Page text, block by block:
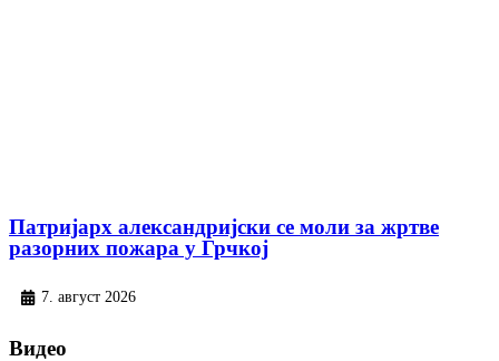
Патријарх александријски се моли за жртве
разорних пожара у Грчкој
7. август 2026
Видео